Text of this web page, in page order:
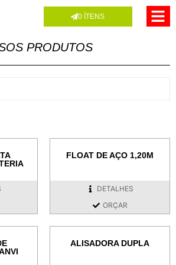
0 ÍTENS
PRODUTOS
FLOAT DE AÇO 1,20M
DETALHES
ORÇAR
ALISADORA DUPLA